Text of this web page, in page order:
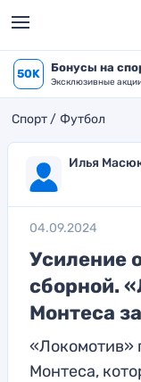
50K Бонусы на
Эксклюзивные
Спорт Футбол
Илья
04.09.2024
Усиление
сборной.
Монтеса
«Локомотив»
Монтеса,